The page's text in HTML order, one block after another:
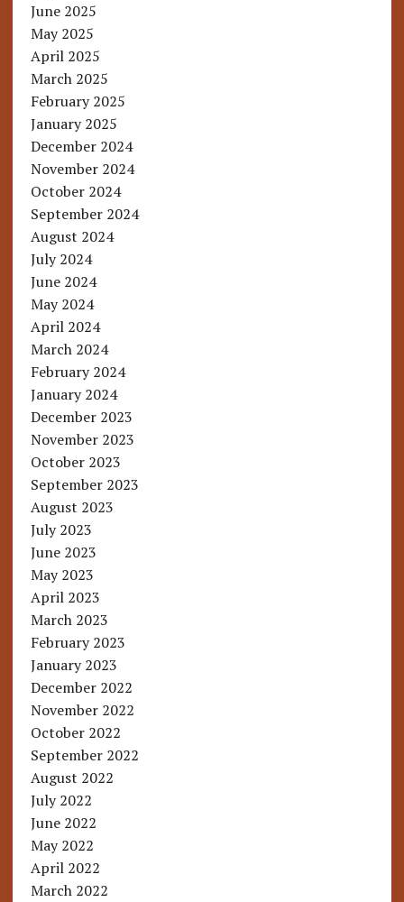
June 2025
May 2025
April 2025
March 2025
February 2025
January 2025
December 2024
November 2024
October 2024
September 2024
August 2024
July 2024
June 2024
May 2024
April 2024
March 2024
February 2024
January 2024
December 2023
November 2023
October 2023
September 2023
August 2023
July 2023
June 2023
May 2023
April 2023
March 2023
February 2023
January 2023
December 2022
November 2022
October 2022
September 2022
August 2022
July 2022
June 2022
May 2022
April 2022
March 2022